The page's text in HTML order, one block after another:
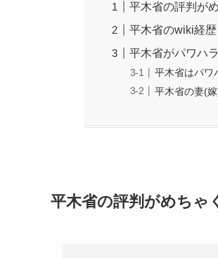
平木省の評判が
平木省のwiki経
平木省がパワハ
平木省はパワ
平木省の妻(
平木省の評判がめちゃ